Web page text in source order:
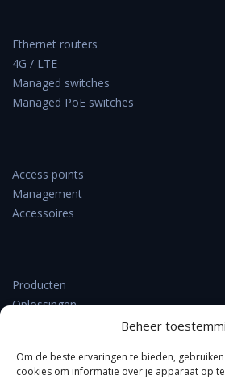
Beheer
Om de beste ervaringen te bieden,
cookies om informatie over je apparaat op
Ethernet routers
4G / LTE
Managed switches
Managed PoE switches
Access points
Management
Accessoires
Producten
Oplossingen
Support & downloads
Nieuws